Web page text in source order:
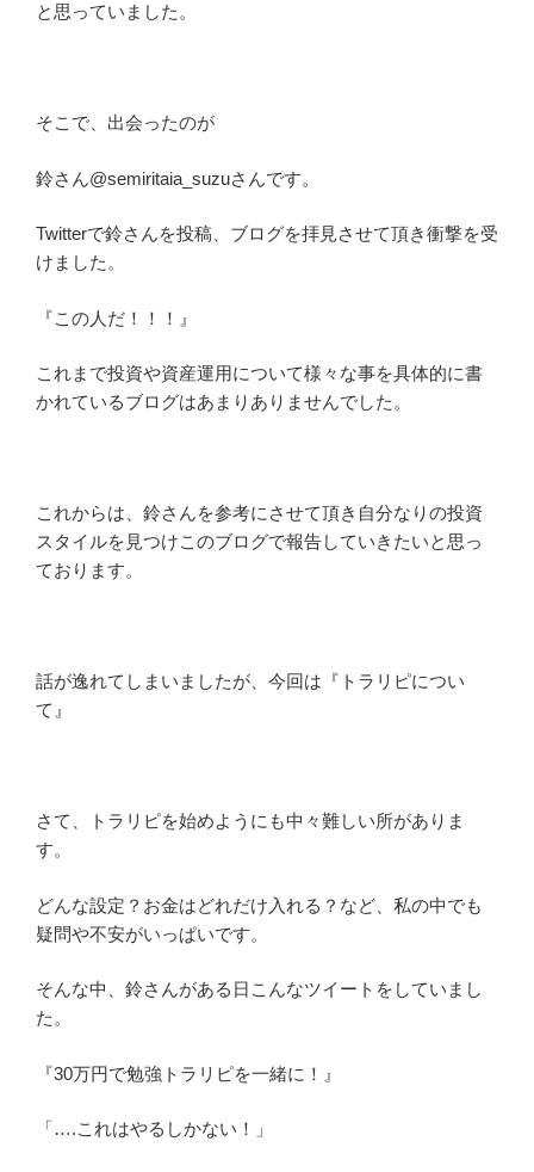
と思っていました。
そこで、出会ったのが
鈴さん@semiritaia_suzuさんです。
Twitterで鈴さんを投稿、ブログを拝見させて頂き衝撃を受
けました。
『この人だ！！！』
これまで投資や資産運用について様々な事を具体的に書
かれているブログはあまりありませんでした。
これからは、鈴さんを参考にさせて頂き自分なりの投資
スタイルを見つけこのブログで報告していきたいと思っ
ております。
話が逸れてしまいましたが、今回は『トラリピについ
て』
さて、トラリピを始めようにも中々難しい所がありま
す。
どんな設定？お金はどれだけ入れる？など、私の中でも
疑問や不安がいっぱいです。
そんな中、鈴さんがある日こんなツイートをしていまし
た。
『30万円で勉強トラリピを一緒に！』
「….これはやるしかない！」